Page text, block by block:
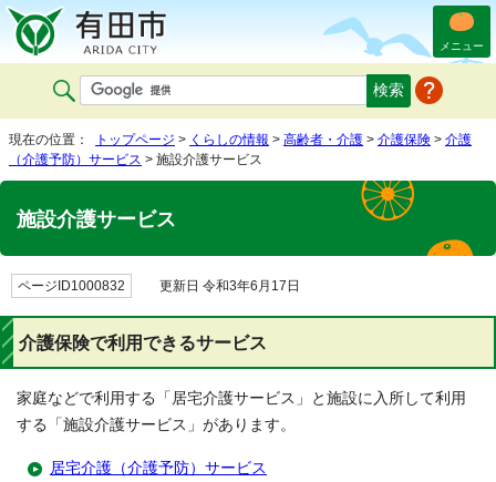
メニュー
現在の位置： トップページ > くらしの情報 > 高齢者・介護 > 介護保険 > 介護
（介護予防）サービス > 施設介護サービス
施設介護サービス
ページID1000832 更新日 令和3年6月17日
介護保険で利用できるサービス
家庭などで利用する「居宅介護サービス」と施設に入所して利用
する「施設介護サービス」があります。
居宅介護（介護予防）サービス